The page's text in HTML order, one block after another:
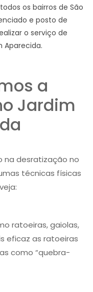
os bairros de São
e posto de
o serviço de
Aparecida.
a
Jardim
na desratização no
técnicas físicas
ratoeiras, gaiolas,
eficaz as ratoeiras
como “quebra-